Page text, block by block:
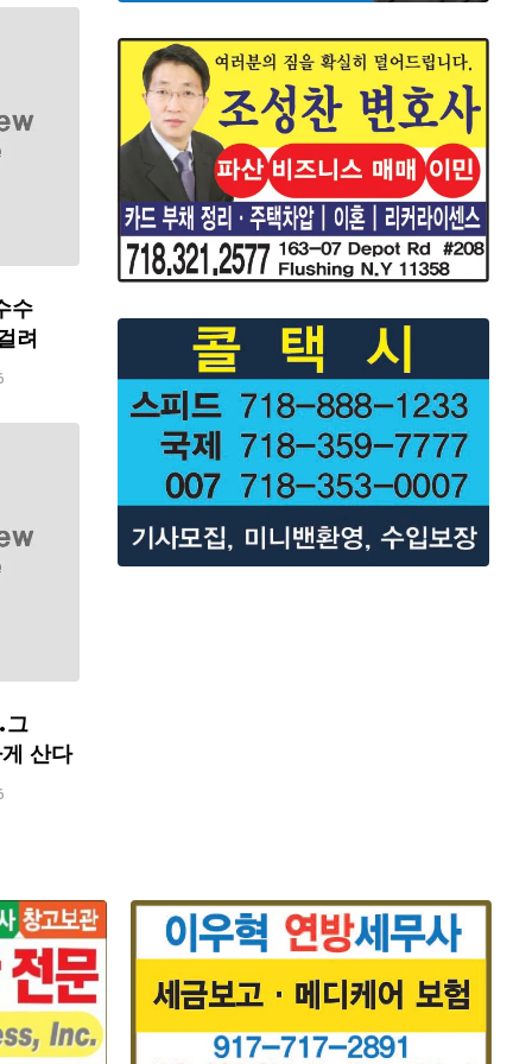
수
려
그
산다